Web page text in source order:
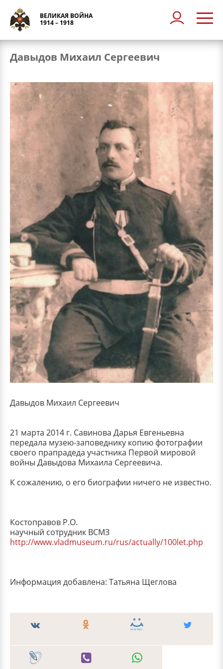
ВЕЛИКАЯ ВОЙНА
1914 – 1918
Давыдов Михаил Сергеевич
Давыдов Михаил Сергеевич
21 марта 2014 г. Савинова Дарья Евгеньевна
передала музею-заповеднику копию фотографии
своего прапрадеда участника Первой мировой
войны Давыдова Михаила Сергеевича.
К сожалению, о его биографии ничего не известно.
Костоправов Р.О.
научный сотрудник ВСМЗ
http://www.vladmuseum.ru/rus/actually/100let.php
Информация добавлена: Татьяна Щеглова